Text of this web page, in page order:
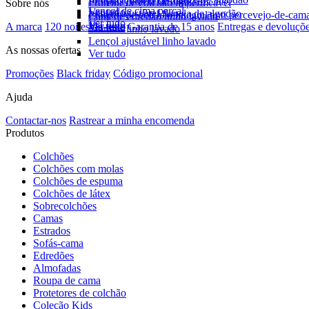
Lençol de cima percal
Ver tudo
Ver tudo
Lençol ajustável flanela de algodão
Ver tudo
Protetor de colchão impermeável
Protetor de colchão integral anti percevejo-de-
Ver tudo
Capa de edredão linho lavado
Fronhas linho lavado
Lençol ajustável linho lavado
Ver tudo
Sobre nós
A marca 120 noites de teste Garantia de 15 anos Entregas e
As nossas ofertas
Promoções Black friday Código promocional
Ajuda
Contactar-nos Rastrear a minha encomenda
Produtos
Colchões
Colchões com molas
Colchões de espuma
Colchões de látex
Sobrecolchões
Camas
Estrados
Sofás-cama
Edredões
Almofadas
Roupa de cama
Protetores de colchão
Coleção Kids